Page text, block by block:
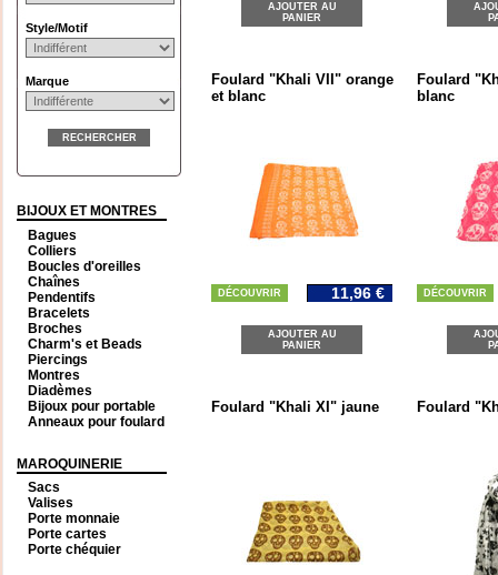
Style/Motif
Marque
RECHERCHER
BIJOUX ET MONTRES
Bagues
Colliers
Boucles d'oreilles
Chaînes
Pendentifs
Bracelets
Broches
Charm's et Beads
Piercings
Montres
Diadèmes
Bijoux pour portable
Anneaux pour foulard
MAROQUINERIE
Sacs
Valises
Porte monnaie
Porte cartes
Porte chéquier
AJOUTER AU
PANIER
Foulard "Khali VII" orange
et blanc
DÉCOUVRIR 11,96 €
AJOUTER AU
PANIER
Foulard
blanc
DÉCOUVRIR
Foulard "Khali XI" jaune Foulard